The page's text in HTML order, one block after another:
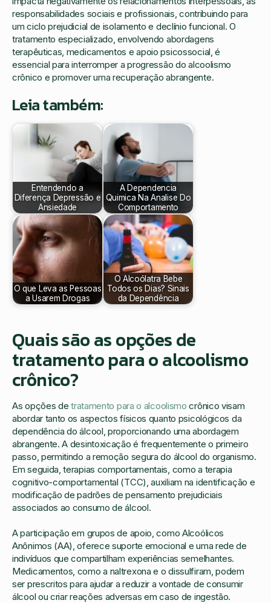
responsabilidades sociais e profissionais, contribuindo para
um ciclo prejudicial de isolamento e declínio funcional. O
tratamento especializado, envolvendo abordagens
terapêuticas, medicamentos e apoio psicossocial, é
essencial para interromper a progressão do alcoolismo
crônico e promover uma recuperação abrangente.
Leia também:
Entendendo a
Diferença Depressão e
Ansiedade
A Dependencia
Quimica Na Analise Do
Comportamento
O que Leva as Pessoas
a Usarem Drogas
O Alcoólatra Bebe
Todos os Dias? Sinais
da Dependência
Quais são as opções de
tratamento para o alcoolismo
crônico?
As opções detratamento para o alcoolismo crônico visam
abordar tanto os aspectos físicos quanto psicológicos da
dependência do álcool, proporcionando uma abordagem
abrangente. A desintoxicação é frequentemente o primeiro
passo, permitindo a remoção segura do álcool do organismo.
Em seguida, terapias comportamentais, como a terapia
cognitivo-comportamental (TCC), auxiliam na identificação e
modificação de padrões de pensamento prejudiciais
associados ao consumo de álcool.
A participação em grupos de apoio, como Alcoólicos
Anônimos (AA), oferece suporte emocional e uma rede de
indivíduos que compartilham experiências semelhantes.
Medicamentos, como a naltrexona e o dissulfiram, podem
ser prescritos para ajudar a reduzir a vontade de consumir
álcool ou criar reações adversas em caso de ingestão.